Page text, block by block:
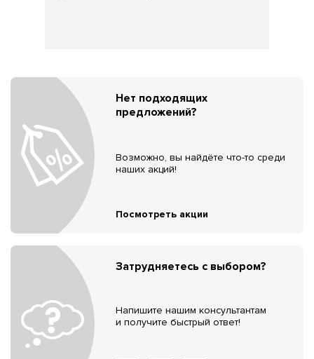
Нет подходящих
предложений?
Возможно, вы найдёте что-то среди
наших акций!
Посмотреть акции
Затрудняетесь с выбором?
Напишите нашим консультантам
и получите быстрый ответ!